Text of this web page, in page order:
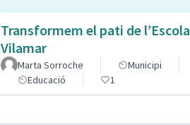
Transformem el pati de l’Escola
Vilamar
Marta Sorroche
Municipi
Educació
1